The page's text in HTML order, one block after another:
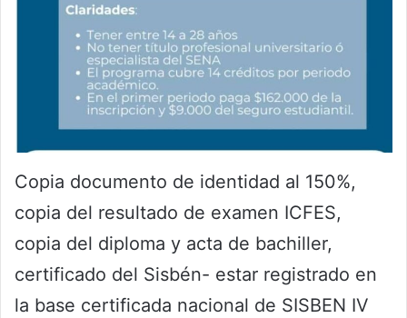
Copia documento de identidad al 150%,
copia del resultado de examen ICFES,
copia del diploma y acta de bachiller,
certificado del Sisbén- estar registrado en
la base certificada nacional de SISBEN IV